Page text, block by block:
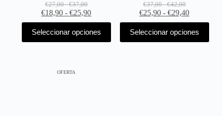
€27,00 - €37,00
€18,90 - €25,90
Seleccionar opciones
€37,00 - €42,00
€25,90 - €29,40
Seleccionar opciones
OFERTA